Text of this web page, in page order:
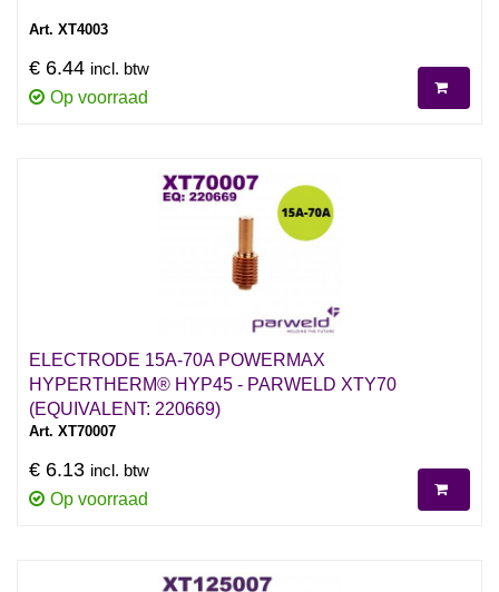
Art. XT4003
€ 6.44 incl. btw
Op voorraad
ELECTRODE 15A-70A POWERMAX
HYPERTHERM® HYP45 - PARWELD XTY70
(EQUIVALENT: 220669)
Art. XT70007
€ 6.13 incl. btw
Op voorraad